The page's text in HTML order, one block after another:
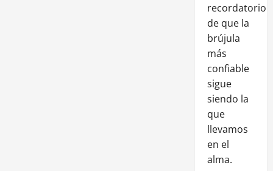
recordatorio
de que la
brújula
más
confiable
sigue
siendo la
que
llevamos
en el
alma.